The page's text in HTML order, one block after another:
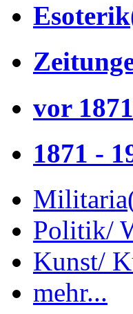
Esoterik
vor 1871
1871 -
Militaria
Politik/
Kunst/
mehr...